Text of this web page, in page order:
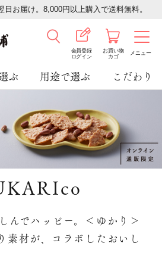
お届け。8,000円以上購入で送料無料。
会員登録
ログイン
お買い物
カゴ
メニュー
ぶ 用途で選ぶ こだわり
んでハッピー。＜ゆかり＞
素材が、コラボしたおいし